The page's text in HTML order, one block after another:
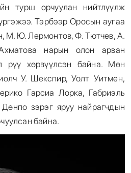
турш орчуулан нийтлүүлж
Тэрбээр Оросын аугаа
М. Ю. Лермонтов, Ф. Тютчев, А.
нарын олон арван
рүү хөрвүүлсэн байна. Мөн
У. Шекспир, Уолт Уитмен,
Гарсиа Лорка, Габриэль
зэрэг яруу найрагчдын
байна.